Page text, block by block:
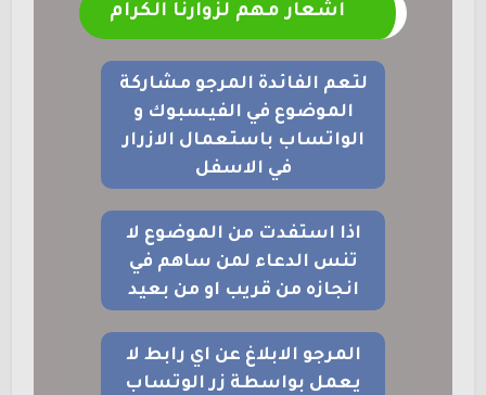
اشعار مهم لزوارنا الكرام
لتعم الفائدة المرجو مشاركة
الموضوع في الفيسبوك و
الواتساب باستعمال الازرار
في الاسفل
اذا استفدت من الموضوع لا
تنس الدعاء لمن ساهم في
انجازه من قريب او من بعيد
المرجو الابلاغ عن اي رابط لا
يعمل بواسطة زر الوتساب